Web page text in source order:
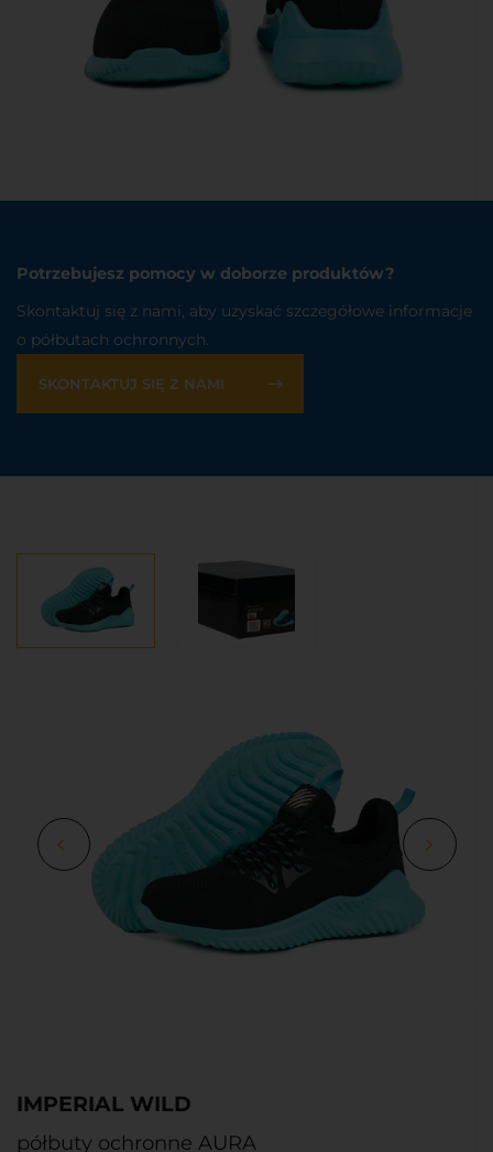
Potrzebujesz pomocy w doborze produktów?
Skontaktuj się z nami, aby uzyskać szczegółowe informacje
o półbutach ochronnych.
SKONTAKTUJ SIĘ Z NAMI
IMPERIAL WILD
półbuty ochronne AURA
Interesuje Cię ten produkt?